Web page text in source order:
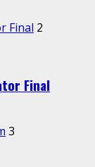
Final 2
Final
3